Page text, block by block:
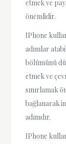
etmek ve
önemlidir.
IPhone
adımlar
bölümünü
etmek ve
sınırlamak
bağlanarak
adımdır.
IPhone